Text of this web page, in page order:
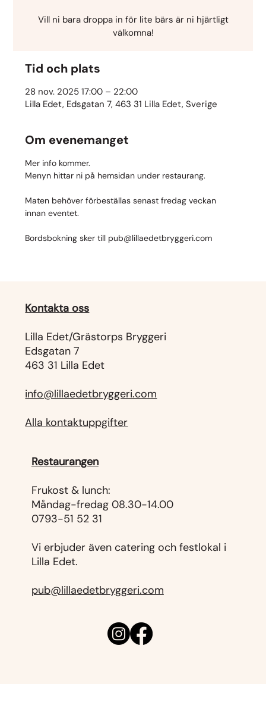
Vill ni bara droppa in för lite bärs är ni hjärtligt
välkomna!
Tid och plats
28 nov. 2025 17:00 – 22:00
Lilla Edet, Edsgatan 7, 463 31 Lilla Edet, Sverige
Om evenemanget
Mer info kommer.
Menyn hittar ni på hemsidan under restaurang.
Maten behöver förbeställas senast fredag veckan
innan eventet.
Bordsbokning sker till pub@lillaedetbryggeri.com
Restaurangen
Frukost & lunch:
Måndag-fredag 08.30-14.00
0793-51 52 31
Vi erbjuder även catering och festlokal i
Lilla Edet.
pub@lillaedetbryggeri.com
Kontakta oss
Lilla Edet/Grästorps Bryggeri
Edsgatan 7
463 31 Lilla Edet
info@lillaedetbryggeri.com
Alla kontaktuppgifter